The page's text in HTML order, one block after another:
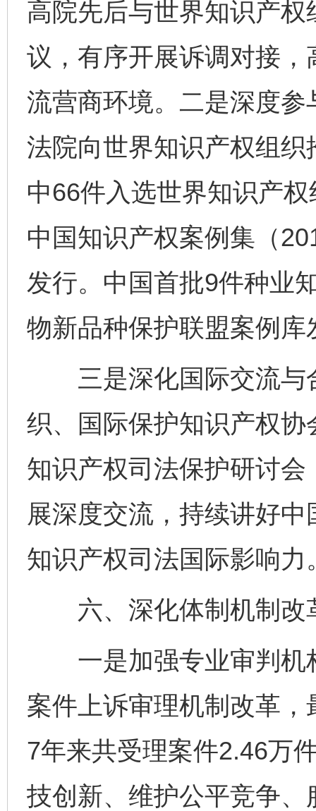
高院先后与世界知识产
议，有序开展诉调对接
流营商环境。二是深度
法院向世界知识产权组
中66件入选世界知识产
中国知识产权案例集（
发行。中国首批9件种业
物新品种保护联盟案例
三是深化国际交流与
织、国际保护知识产权
知识产权司法保护研讨
展深度交流，持续讲好
知识产权司法国际影响力
六、深化体制机制改
一是加强专业审判机
案件上诉审理机制改革
7年来共受理案件2.46万
技创新、维护公平竞争